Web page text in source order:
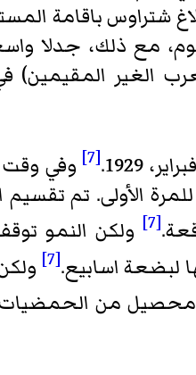
بعد أبلاغ شتراوس باقامة
مع ذلك، جدلا
الغير المقيمين)
[7]
وفي وقت
للمرة الأولى. تم تقسيم
[7]
ولكن النمو
لبضعة اسابيع.[7]
محصيل من